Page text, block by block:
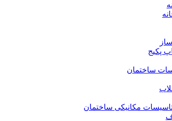
پکیج
ساختمان
مکانیکی ساختمان